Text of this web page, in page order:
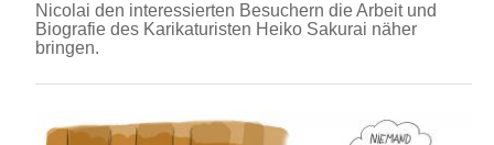
Nicolai den interessierten Besuchern die Arbeit und
Biografie des Karikaturisten Heiko Sakurai näher
bringen.